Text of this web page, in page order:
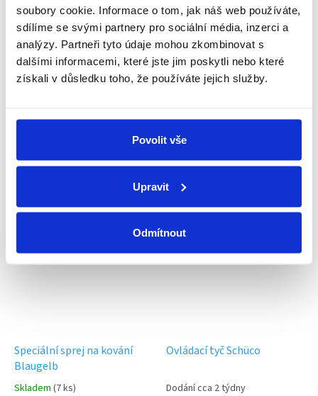
soubory cookie. Informace o tom, jak náš web používáte,
sdílíme se svými partnery pro sociální média, inzerci a
analýzy. Partneři tyto údaje mohou zkombinovat s
dalšími informacemi, které jste jim poskytli nebo které
získali v důsledku toho, že používáte jejich služby.
Povolit vše
Upravit
Odmítnout
Technické poradenství
Kování známe, rádi poradíme a pomůžeme
Individuální přístup
Vlastní tým techniků
Související produkty
Speciální sprej na kování
Blaugelb
Skladem (7 ks)
Ovládací tyč Schüco
Dodání cca 2 týdny